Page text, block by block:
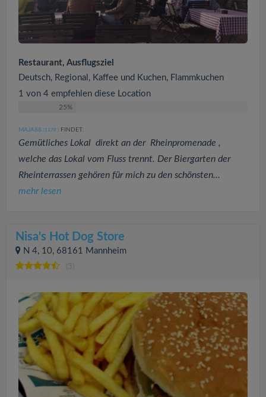
Restaurant, Ausflugsziel
Deutsch, Regional, Kaffee und Kuchen, Flammkuchen
1 von 4 empfehlen diese Location
25%
MAJA88 (1378 ) FINDET:
Gemütliches Lokal direkt an der Rheinpromenade ,
welche das Lokal vom Fluss trennt. Der Biergarten der
Rheinterrassen gehören für mich zu den schönsten...
mehr lesen
Nisa's Hot Dog Store
N 4, 10, 68161 Mannheim
(3)